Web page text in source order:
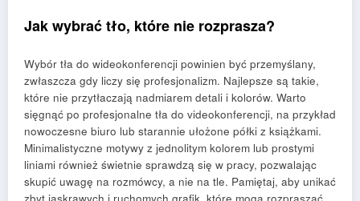
Jak wybrać tło, które nie rozprasza?
Wybór tła do wideokonferencji powinien być przemyślany,
zwłaszcza gdy liczy się profesjonalizm. Najlepsze są takie,
które nie przytłaczają nadmiarem detali i kolorów. Warto
sięgnąć po profesjonalne tła do videokonferencji, na przykład
nowoczesne biuro lub starannie ułożone półki z książkami.
Minimalistyczne motywy z jednolitym kolorem lub prostymi
liniami również świetnie sprawdzą się w pracy, pozwalając
skupić uwagę na rozmówcy, a nie na tle. Pamiętaj, aby unikać
zbyt jaskrawych i ruchomych grafik, które mogą rozpraszać